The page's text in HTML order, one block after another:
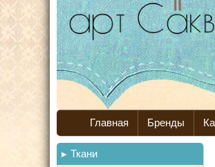
Главная Бренды
Ткани